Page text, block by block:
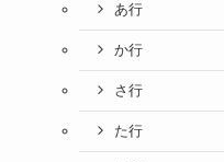
あ行
か行
さ行
た行